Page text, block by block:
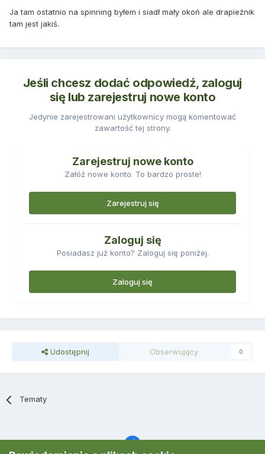
Ja tam ostatnio na spinning byłem i siadł mały okoń ale drapieżnik
tam jest jakiś.
Jeśli chcesz dodać odpowiedź, zaloguj
się lub zarejestruj nowe konto
Jedynie zarejestrowani użytkownicy mogą komentować
zawartość tej strony.
Zarejestruj nowe konto
Załóż nowe konto. To bardzo proste!
Zarejestruj się
Zaloguj się
Posiadasz już konto? Zaloguj się poniżej.
Zaloguj się
Udostępnij Obserwujący 0
Tematy